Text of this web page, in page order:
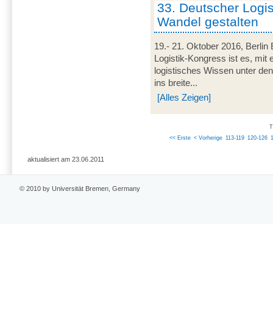
33. Deutscher
Wandel gestalten
19.- 21. Oktober 2016,
Logistik-Kongress ist es, mit
logistisches Wissen unter
ins breite...
[Alles Zeigen]
<< Erste < Vorherige 113-119 120-126
aktualisiert am 23.06.2011
© 2010 by Universität Bremen, Germany